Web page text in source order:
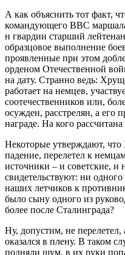
А как объяснить тот факт,
командующего ВВС
н гвардии старший
образцовое выполнение
проявленные при этом
орденом Отечественной
на дату. Странно ведь:
работает на немцев,
соотечественников или,
осужден, расстрелян, а его
награде. На кого рассчитана
Некоторые утверждают,
падение, перелетел к
источники – и советские, и
свидетельствуют: ни
наших летчиков к
было сыну одного из
более после Сталинграда?
Ну, допустим, не
оказался в плену. В таком
подняли шум, в их руки